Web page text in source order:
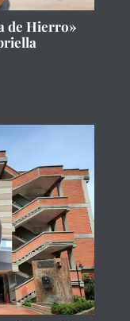
de Hierro»